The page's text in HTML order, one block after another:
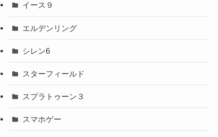
イース９
エルデンリング
シレン6
スターフィールド
スプラトゥーン３
スマホゲー